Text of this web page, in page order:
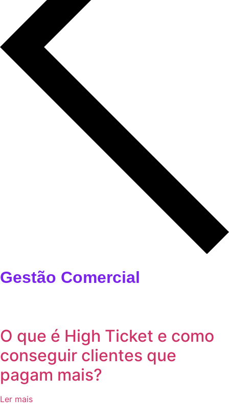
Gestão Comercial
O que é High Ticket e como
conseguir clientes que
pagam mais?
Ler mais